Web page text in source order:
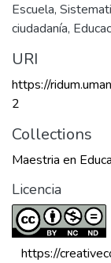
Escuela,
ciudadanía,
URI
https://
2
Collections
Maestria en
Licencia
https://